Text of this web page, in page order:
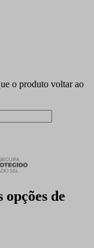
o produto voltar ao
opções de